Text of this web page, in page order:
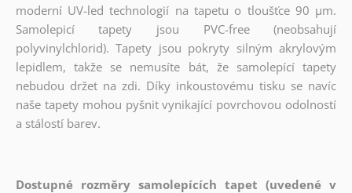
moderní UV-led technologií na tapetu o tloušťce 90 µm.
Samolepicí tapety jsou PVC-free (neobsahují
polyvinylchlorid). Tapety jsou pokryty silným akrylovým
lepidlem, takže se nemusíte bát, že samolepící tapety
nebudou držet na zdi. Díky inkoustovému tisku se navíc
naše tapety mohou pyšnit vynikající povrchovou odolností
a stálostí barev.
Dostupné rozměry samolepících tapet (uvedené v